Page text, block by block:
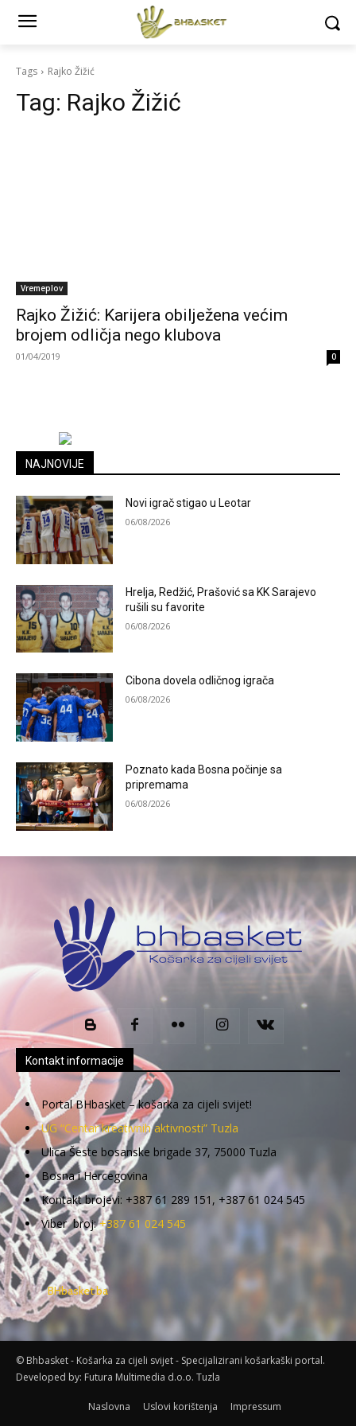
Tags Rajko Žižić
Tag: Rajko Žižić
Vremeplov
Rajko Žižić: Karijera obilježena većim
brojem odličja nego klubova
01/04/2019 0
NAJNOVIJE
Novi igrač stigao u Leotar
06/08/2026
Hrelja, Redžić, Prašović sa KK Sarajevo
rušili su favorite
06/08/2026
Cibona dovela odličnog igrača
06/08/2026
Poznato kada Bosna počinje sa
pripremama
06/08/2026
Kontakt informacije
Portal BHbasket – košarka za cijeli svijet!
UG “Centar kreativnih aktivnosti” Tuzla
Ulica Šeste bosanske brigade 37, 75000 Tuzla
Bosna i Hercegovina
Kontakt brojevi: +387 61 289 151, +387 61 024 545
Viber broj:+387 61 024 545
BHbasket.ba
© Bhbasket - Košarka za cijeli svijet - Specijalizirani košarkaški portal.
Developed by: Futura Multimedia d.o.o. Tuzla
Naslovna Uslovi korištenja Impressum